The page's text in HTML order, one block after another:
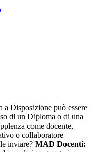
Disposizione può essere
di un Diploma o di una
come docente,
o collaboratore
inviare? MAD Docenti: